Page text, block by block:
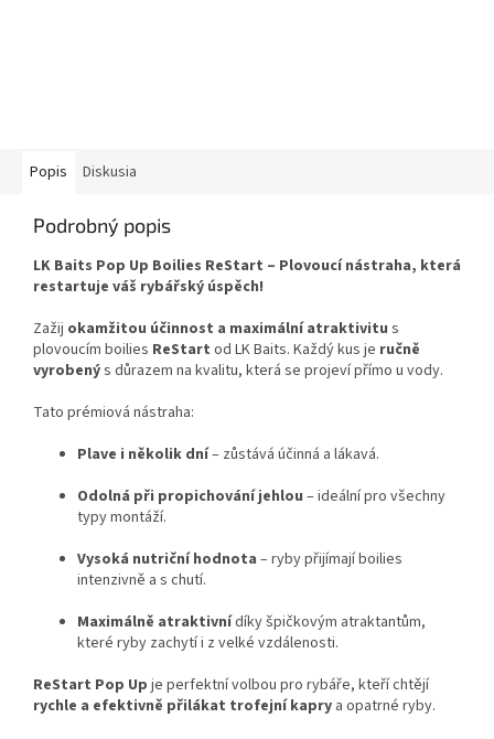
Popis Diskusia
Podrobný popis
LK Baits Pop Up Boilies ReStart – Plovoucí nástraha, která
restartuje váš rybářský úspěch!
Zažij okamžitou účinnost a maximální atraktivitu s
plovoucím boilies ReStart od LK Baits. Každý kus je ručně
vyrobenýs důrazem na kvalitu, která se projeví přímo u vody.
Tato prémiová nástraha:
Plave i několik dní– zůstává účinná a lákavá.
Odolná při propichování jehlou – ideální pro všechny
typy montáží.
Vysoká nutriční hodnota – ryby přijímají boilies
intenzivně a s chutí.
Maximálně atraktivnídíky špičkovým atraktantům,
které ryby zachytí i z velké vzdálenosti.
ReStart Pop Up je perfektní volbou pro rybáře, kteří chtějí
rychle a efektivně přilákat trofejní kapry a opatrné ryby.